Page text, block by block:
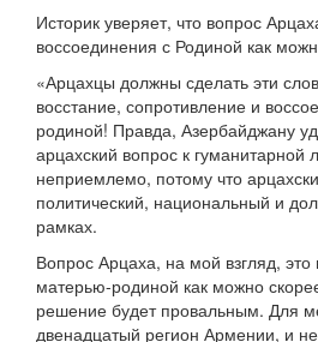
Историк уверяет, что вопрос
воссоединения с Родиной как
«Арцахцы должны сделать эти
восстание, сопротивление и
родиной! Правда, Азербайджану
арцахский вопрос к гуманитарной
неприемлемо, потому что
политический, национальный и
рамках.
Вопрос Арцаха, на мой взгляд,
матерью-родиной как можно
решение будет провальным. Для
двенадцатый регион Армении, и